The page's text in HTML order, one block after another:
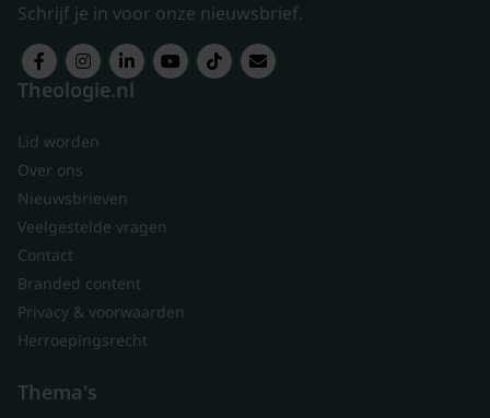
Schrijf je in voor onze nieuwsbrief.
Theologie.nl
Lid worden
Over ons
Nieuwsbrieven
Veelgestelde vragen
Contact
Branded content
Privacy & voorwaarden
Herroepingsrecht
Thema's